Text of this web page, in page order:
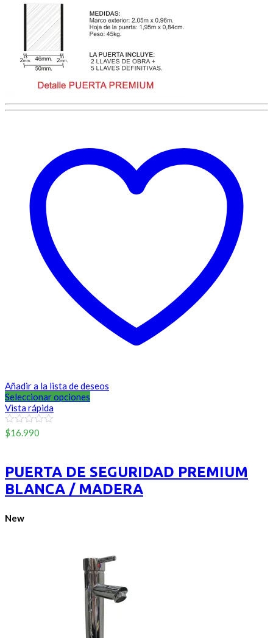
Añadir a la lista de deseos
Seleccionar opciones
Vista rápida
0
out
$16.990
PUERTA DE SEGURIDAD PREMIUM
BLANCA / MADERA
New